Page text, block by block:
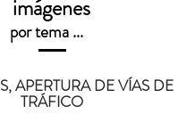
imágenes
por tema ...
APERTURA DE VÍAS DE
TRÁFICO